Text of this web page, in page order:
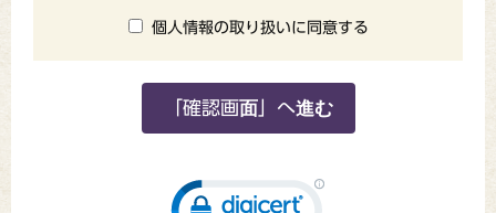
個人情報の取り扱いに同意する